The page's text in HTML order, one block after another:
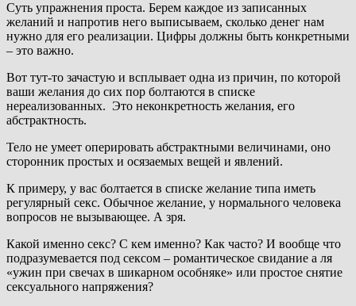
Суть упражнения проста. Берем каждое из записанных
желаний и напротив него выписываем, сколько денег нам
нужно для его реализации. Цифры должны быть конкретными
– это важно.
Вот тут-то зачастую и всплывает одна из причин, по которой
ваши желания до сих пор болтаются в списке
нереализованных. Это неконкретность желания, его
абстрактность.
Тело не умеет оперировать абстрактными величинами, оно
сторонник простых и осязаемых вещей и явлений.
К примеру, у вас болтается в списке желание типа иметь
регулярный секс. Обычное желание, у нормального человека
вопросов не вызывающее. А зря.
Какой именно секс? С кем именно? Как часто? И вообще что
подразумевается под сексом – романтическое свидание а ля
«ужин при свечах в шикарном особняке» или простое снятие
сексуального напряжения?